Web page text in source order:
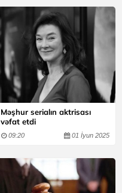
Məşhur serialın aktrisası
vəfat etdi
09:20 01 İyun 2025